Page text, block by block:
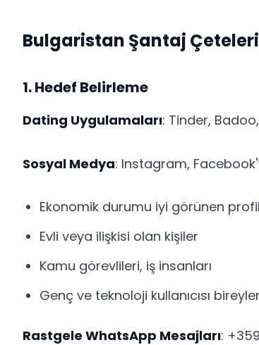
Bulgaristan Şantaj
1. Hedef Belirleme
Dating Uygulamaları: Tinder,
Sosyal Medya: Instagram,
Ekonomik durumu iyi görünen
Evli veya ilişkisi olan kişiler
Kamu görevlileri, iş insanları
Genç ve teknoloji kullanıcısı bireyler
Rastgele WhatsApp Mesajları: